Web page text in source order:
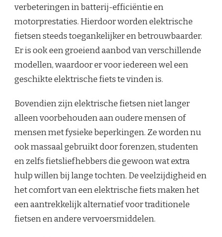
verbeteringen in batterij-efficiëntie en
motorprestaties. Hierdoor worden elektrische
fietsen steeds toegankelijker en betrouwbaarder.
Er is ook een groeiend aanbod van verschillende
modellen, waardoor er voor iedereen wel een
geschikte elektrische fiets te vinden is.
Bovendien zijn elektrische fietsen niet langer
alleen voorbehouden aan oudere mensen of
mensen met fysieke beperkingen. Ze worden nu
ook massaal gebruikt door forenzen, studenten
en zelfs fietsliefhebbers die gewoon wat extra
hulp willen bij lange tochten. De veelzijdigheid en
het comfort van een elektrische fiets maken het
een aantrekkelijk alternatief voor traditionele
fietsen en andere vervoersmiddelen.